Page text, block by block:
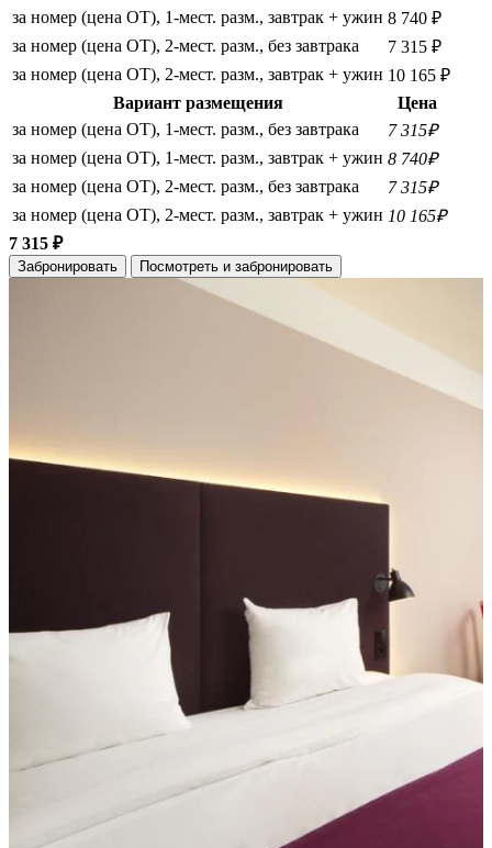
за номер (цена ОТ), 1-мест. разм., завтрак + ужин 8 740 ₽
за номер (цена ОТ), 2-мест. разм., без завтрака
7 315 ₽
за номер (цена ОТ), 2-мест. разм., завтрак + ужин 10 165 ₽
Вариант размещения
Цена
за номер (цена ОТ), 1-мест. разм., без завтрака
7 315₽
за номер (цена ОТ), 1-мест. разм., завтрак + ужин 8 740₽
за номер (цена ОТ), 2-мест. разм., без завтрака
7 315₽
за номер (цена ОТ), 2-мест. разм., завтрак + ужин 10 165₽
7 315 ₽
Забронировать Посмотреть и забронировать